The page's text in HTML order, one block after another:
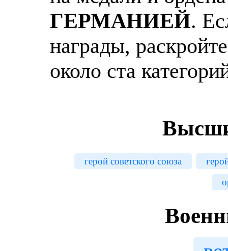
ГЕРМАНИЕЙ.
награды,
около ста
герой советского союза